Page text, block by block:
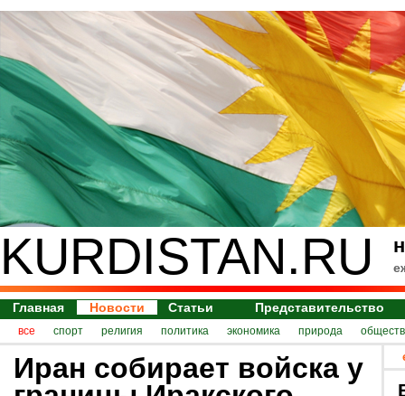
KURDISTAN.RU
Главная Новости Статьи Представительство
все спорт религия политика экономика природа
Иран собирает войска у